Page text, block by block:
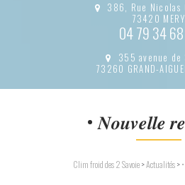
386, Rue Nicolas
73420 MERY
04 79 34
355 avenue de
73260 GRAND-
• 𝑵𝒐𝒖𝒗𝒆𝒍𝒍𝒆
Clim froid des 2 Savoie>Actualités>